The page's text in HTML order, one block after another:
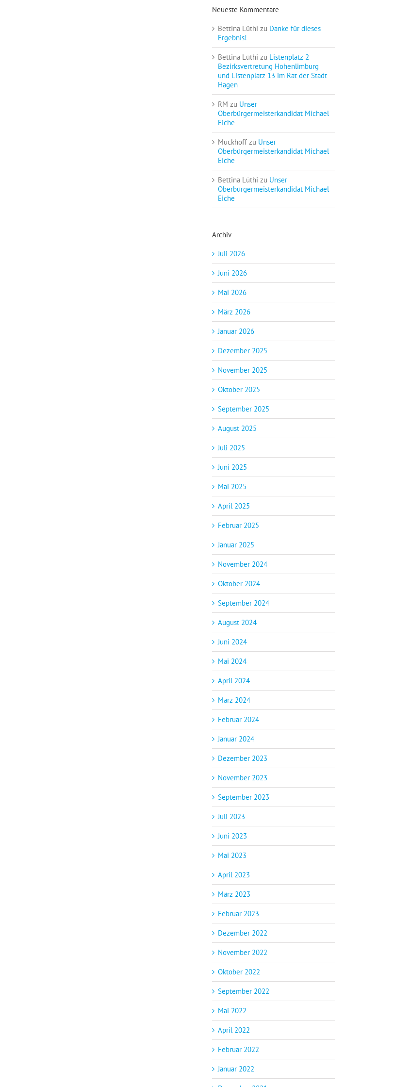
Neueste Kommentare
Bettina Lüthi zu Danke für dieses
Ergebnis!
Bettina Lüthi zu Listenplatz 2
Bezirksvertretung Hohenlimburg
und Listenplatz 13 im Rat der Stadt
Hagen
RM zu Unser
Oberbürgermeisterkandidat Michael
Eiche
Muckhoff zu Unser
Oberbürgermeisterkandidat Michael
Eiche
Bettina Lüthi zu Unser
Oberbürgermeisterkandidat Michael
Eiche
Archiv
Juli 2026
Juni 2026
Mai 2026
März 2026
Januar 2026
Dezember 2025
November 2025
Oktober 2025
September 2025
August 2025
Juli 2025
Juni 2025
Mai 2025
April 2025
Februar 2025
Januar 2025
November 2024
Oktober 2024
September 2024
August 2024
Juni 2024
Mai 2024
April 2024
März 2024
Februar 2024
Januar 2024
Dezember 2023
November 2023
September 2023
Juli 2023
Juni 2023
Mai 2023
April 2023
März 2023
Februar 2023
Dezember 2022
November 2022
Oktober 2022
September 2022
Mai 2022
April 2022
Februar 2022
Januar 2022